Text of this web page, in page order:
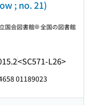
; no. 21)
<SC571-L26>
国会図書館 全国の図書館
01189023